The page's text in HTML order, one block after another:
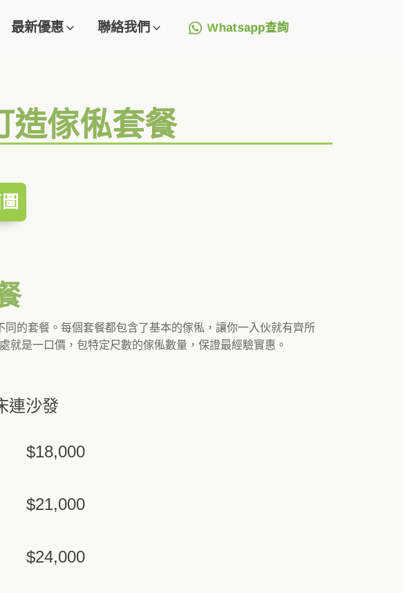
最新優惠 聯絡我們 Whatsapp查詢
造傢俬套餐
的套餐。每個套餐都包含了基本的傢俬，讓你一入伙就有齊所
就是一口價，包特定尺數的傢俬數量，保證最經驗實惠。
連沙發
$18,000
$21,000
$24,000